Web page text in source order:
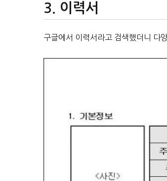
이력서
구글에서 이력서라고 검색했더니 다